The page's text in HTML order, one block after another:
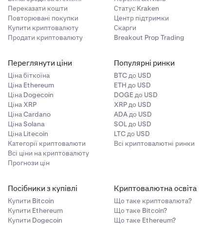
Переказати кошти
Повторювані покупки
Купити криптовалюту
Продати криптовалюту
Статус Kraken
Центр підтримки
Скарги
Breakout Prop Trading
Переглянути ціни
Ціна біткоїна
Ціна Ethereum
Ціна Dogecoin
Ціна XRP
Ціна Cardano
Ціна Solana
Ціна Litecoin
Категорії криптовалюти
Всі ціни на криптовалюту
Прогнози цін
Популярні ринки
BTC до USD
ETH до USD
DOGE до USD
XRP до USD
ADA до USD
SOL до USD
LTC до USD
Всі криптовалютні ринки
Посібники з купівлі
Купити Bitcoin
Купити Ethereum
Купити Dogecoin
Криптовалютна освіта
Що таке криптовалюта?
Що таке Bitcoin?
Що таке Ethereum?